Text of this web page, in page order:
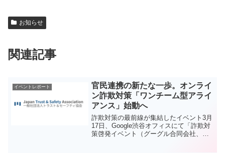
お知らせ
関連記事
イベントレポート
官民連携の新たな一歩。オンライ
ン詐欺対策「ワンチーム型アライ
アンス」始動へ
詐欺対策の最前線が集結したイベント3月
17日、Google渋谷オフィスにて「詐欺対
策啓発イベント（グーグル合同会社、